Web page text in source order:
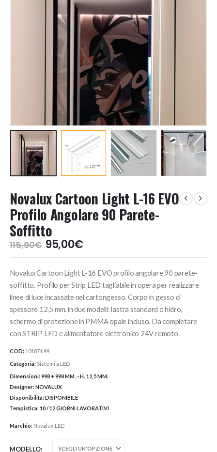
Novalux Cartoon Light L-16 EVO
Profilo Angolare 90 Parete-
Soffitto
115,90€ Il
prezzo
era:
115,90€.
95,00€Il
prezzo
è:
95,00€.
Novalux Cartoon Light L-16 EVO profilo angolare 90 parete-
soffitto. Profilo per Strip LED tagliabile in opera per realizzare
linee di luce incassate nel cartongesso. Corpo in gesso di
spessore 12,5 mm. in due modelli: lastra standard o hidro,
schermo di protezione in PMMA opale incluso. Da completare
con STRIP LED e alimentatore elettronico 24V remoto.
COD: 101871.99
Categoria: Sistemi a LED
Dimensioni:998 + 998 MM. - H. 12,5 MM.
Designer:NOVALUX
Disponibilità:DISPONIBILE
Tempistica:10 / 12 GIORNI LAVORATIVI
Marchio: Novalux LED
MODELLO